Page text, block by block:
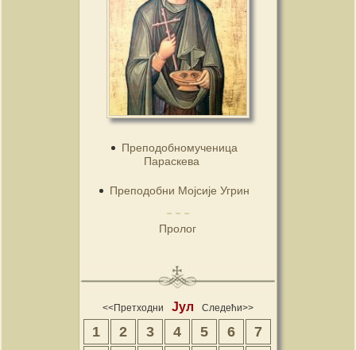
Преподобномученица
Параскева
Преподобни Мојсије Угрин
Пролог
<<Претходни Јул Следећи>>
1 2 3 4 5 6 7